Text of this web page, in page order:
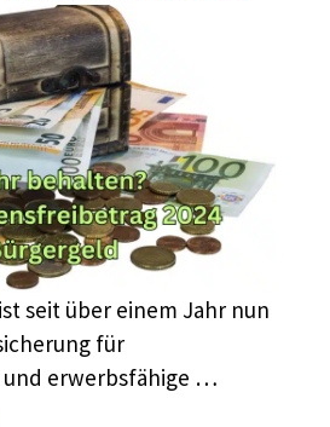
seit über einem Jahr nun
für
erwerbsfähige …